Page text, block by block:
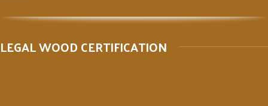
LEGAL WOOD CERTIFICATION